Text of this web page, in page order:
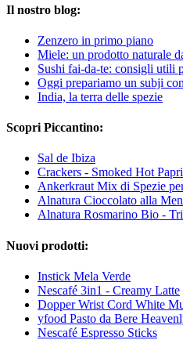
Il nostro blog:
Zenzero in primo piano
Miele: un prodotto naturale
Sushi fai-da-te: consigli utili
Oggi prepariamo un subji
India, la terra delle spezie
Scopri Piccantino:
Sal de Ibiza
Crackers - Smoked Hot
Ankerkraut Mix di Spezie
Alnatura Cioccolato alla
Alnatura Rosmarino Bio -
Nuovi prodotti:
Instick Mela Verde
Nescafé 3in1 - Creamy Latte
Dopper Wrist Cord White
yfood Pasto da Bere
Nescafé Espresso Sticks